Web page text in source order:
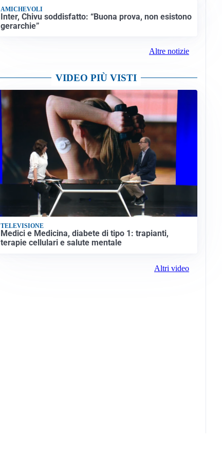
AMICHEVOLI
Inter, Chivu soddisfatto: “Buona prova, non esistono
gerarchie”
Altre notizie
VIDEO PIÙ VISTI
TELEVISIONE
Medici e Medicina, diabete di tipo 1: trapianti,
terapie cellulari e salute mentale
Altri video